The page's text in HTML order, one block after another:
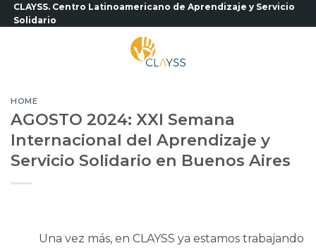
Saltar
al
CLAYSS. Centro Latinoamericano de Aprendizaje y Servicio
Solidario
HOME
AGOSTO 2024: XXI Semana
Internacional del Aprendizaje y
Servicio Solidario en Buenos Aires
Una vez más, en CLAYSS ya estamos trabajando